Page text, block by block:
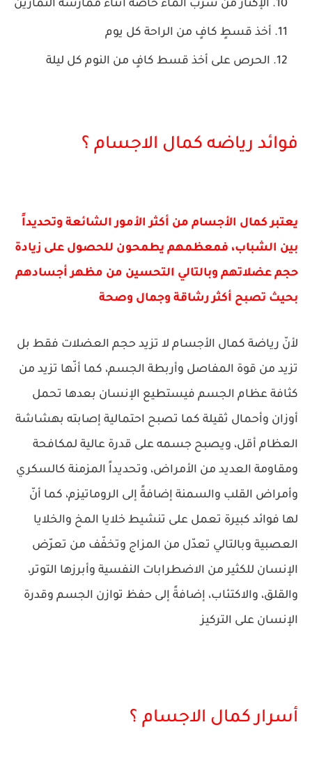
الإكثار من شرب الماء خاصةً أثناء ممارسة التمارين
أخذ قسطٍ كافٍ من الراحة كل يوم
الحرص على أخذ قسط كافٍ من النوم كل ليلة
فوائد رياضه كمال الاجسام ؟
يعتبر كمال الأجسام من أكثر الأمور الشائعة وتحديداً
بين الشباب، فمعظمهم يطمحون للحصول على زيادة
حجم عضلاتهم وبالتالي التحسين من مظهر أجسادهم
بحيث تصبح أكثر رشاقة وجمال وصحة
لأنّ رياضة كمال الأجسام لا تزيد حجم العضلات فقط بل
تزيد من قوة المفاصل وأربطة الجسم، كما أنّها تزيد من
كثافة عظام الجسم فيستطيع الإنسان بعدها تحمل
أوزان وأحمال ثقيلة كما تصبح احتمالية إصابته بهشاشة
العظام أقل، ويصبح جسمه على قدرة عالية لمكافحة
ومقاومة العديد من الأمراض، وتحديداً المزمنة كالسكري
وأمراض القلب والسمنة إضافةً إلى الروماتيزم، كما أنّ
لها فوائد كبيرة تعمل على تنشيط خلايا المخ والخلايا
العصبية وبالتالي تعدّل من المزاج وتخفّف من تعرّض
الإنسان للكثير من الاضطرابات النفسية وأبرزها التوتر،
والقلق، والاكتئاب، إضافةً إلى حفظ توازن الجسم وقدرة
الإنسان على التركيز
أسرار كمال الاجسام ؟